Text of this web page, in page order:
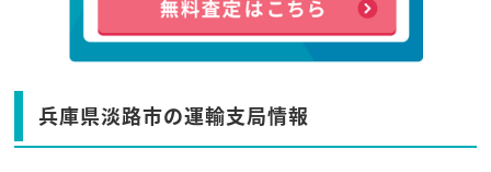
兵庫県淡路市の運輸支局情報